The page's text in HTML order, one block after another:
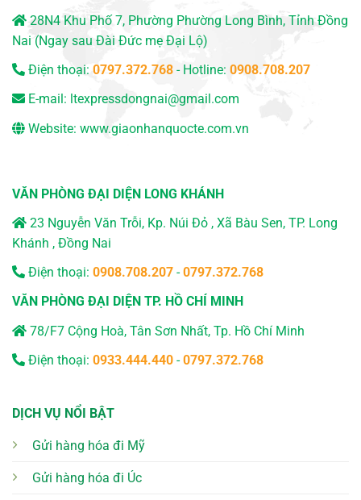
28N4 Khu Phố 7, Phường Phường Long Bình, Tỉnh Đồng
Nai (Ngay sau Đài Đức mẹ Đại Lộ)
Điện thoại: 0797.372.768 - Hotline: 0908.708.207
E-mail: ltexpressdongnai@gmail.com
Website: www.giaonhanquocte.com.vn
VĂN PHÒNG ĐẠI DIỆN LONG KHÁNH
23 Nguyễn Văn Trỗi, Kp. Núi Đỏ , Xã Bàu Sen, TP. Long
Khánh , Đồng Nai
Điện thoại: 0908.708.207 -0797.372.768
VĂN PHÒNG ĐẠI DIỆN TP. HỒ CHÍ MINH
78/F7 Cộng Hoà, Tân Sơn Nhất, Tp. Hồ Chí Minh
Điện thoại: 0933.444.440 -0797.372.768
DỊCH VỤ NỔI BẬT
Gửi hàng hóa đi Mỹ
Gửi hàng hóa đi Úc